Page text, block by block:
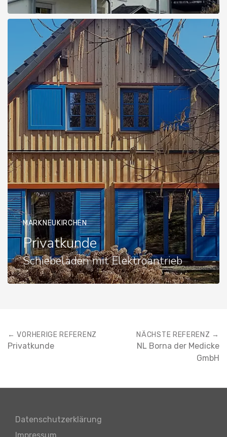
MARKNEUKIRCHEN
Privatkunde
Schiebeläden mit Elektroantrieb
← VORHERIGE REFERENZ
Privatkunde
NÄCHSTE REFERENZ →
NL Borna der Medicke
GmbH
Datenschutzerklärung